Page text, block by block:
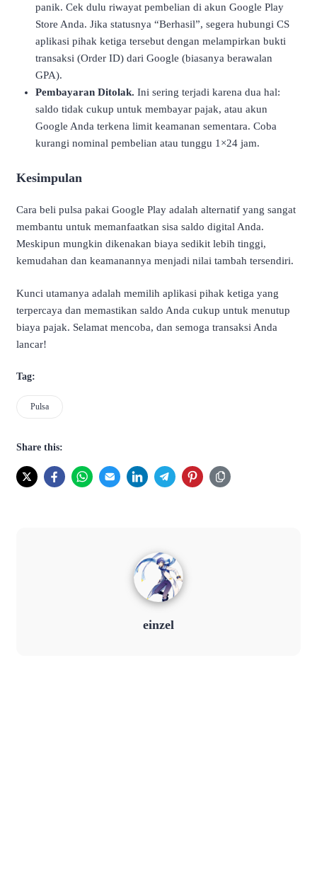
panik. Cek dulu riwayat pembelian di akun Google Play
Store Anda. Jika statusnya “Berhasil”, segera hubungi CS
aplikasi pihak ketiga tersebut dengan melampirkan bukti
transaksi (Order ID) dari Google (biasanya berawalan
GPA).
Pembayaran Ditolak. Ini sering terjadi karena dua hal:
saldo tidak cukup untuk membayar pajak, atau akun
Google Anda terkena limit keamanan sementara. Coba
kurangi nominal pembelian atau tunggu 1×24 jam.
Kesimpulan
Cara beli pulsa pakai Google Play adalah alternatif yang sangat
membantu untuk memanfaatkan sisa saldo digital Anda.
Meskipun mungkin dikenakan biaya sedikit lebih tinggi,
kemudahan dan keamanannya menjadi nilai tambah tersendiri.
Kunci utamanya adalah memilih aplikasi pihak ketiga yang
terpercaya dan memastikan saldo Anda cukup untuk menutup
biaya pajak. Selamat mencoba, dan semoga transaksi Anda
lancar!
Tag:
Pulsa
Share this:
einzel